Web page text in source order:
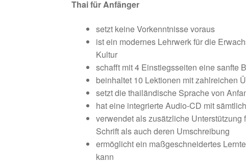
Thai für Anfänger
setzt keine Vorkenntnisse voraus
ist ein modernes Lehrwerk für die
Kultur
schafft mit 4 Einstiegsseiten eine sanfte
beinhaltet 10 Lektionen mit zahlreichen
setzt die thailändische Sprache von
hat eine integrierte Audio-CD mit
verwendet als zusätzliche
Schrift als auch deren Umschreibung
ermöglicht ein maßgeschneidertes
kann